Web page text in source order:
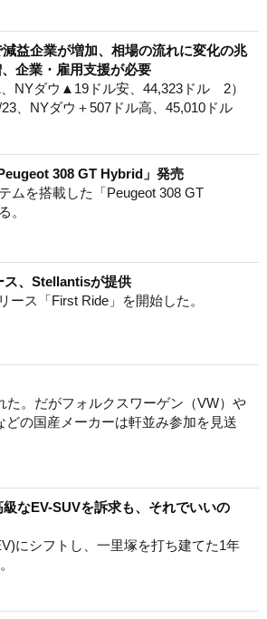
益企業が増加、相場の流れに変化の兆
企業・雇用支援が必要
NYダウ▲19ドル安、44,323ドル 2）
、NYダウ＋507ドル高、45,010ドル
308 GT Hybrid」発売
ムを搭載した「Peugeot 308 GT
。
ス、Stellantisが提供
ス「First Ride」を開始した。
た。だがフォルクスワーゲン（VW）や
の国産メーカーは軒並み参加を見送
なEV-SUVを訴求も、それでいいの
にシフトし、一里塚を打ち建てた1年